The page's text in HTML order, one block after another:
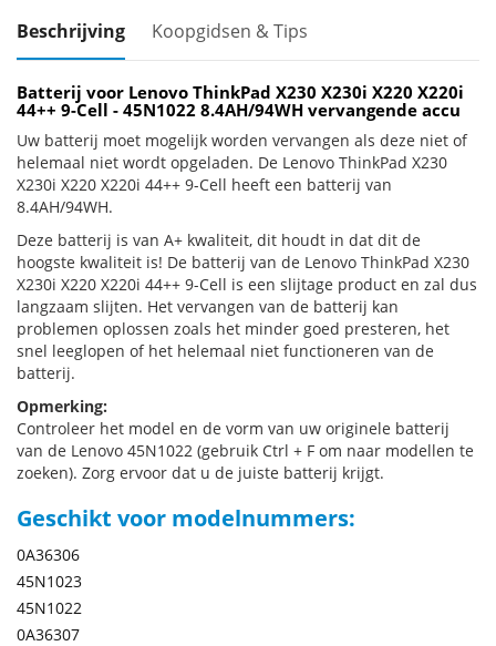
Beschrijving Koopgidsen & Tips
Batterij voor Lenovo ThinkPad X230 X230i X220 X220i
44++ 9-Cell - 45N1022 8.4AH/94WH vervangende accu
Uw batterij moet mogelijk worden vervangen als deze niet of
helemaal niet wordt opgeladen. De Lenovo ThinkPad X230
X230i X220 X220i 44++ 9-Cell heeft een batterij van
8.4AH/94WH.
Deze batterij is van A+ kwaliteit, dit houdt in dat dit de
hoogste kwaliteit is! De batterij van de Lenovo ThinkPad X230
X230i X220 X220i 44++ 9-Cell is een slijtage product en zal dus
langzaam slijten. Het vervangen van de batterij kan
problemen oplossen zoals het minder goed presteren, het
snel leeglopen of het helemaal niet functioneren van de
batterij.
Opmerking:
Controleer het model en de vorm van uw originele batterij
van de Lenovo 45N1022 (gebruik Ctrl + F om naar modellen te
zoeken). Zorg ervoor dat u de juiste batterij krijgt.
Geschikt voor modelnummers:
0A36306
45N1023
45N1022
0A36307